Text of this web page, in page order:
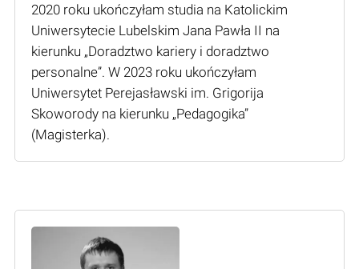
2020 roku ukończyłam studia na Katolickim
Uniwersytecie Lubelskim Jana Pawła II na
kierunku „Doradztwo kariery i doradztwo
personalne”. W 2023 roku ukończyłam
Uniwersytet Perejasławski im. Grigorija
Skoworody na kierunku „Pedagogika”
(Мagisterka).